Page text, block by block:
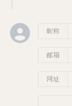
昵称
邮箱
网址